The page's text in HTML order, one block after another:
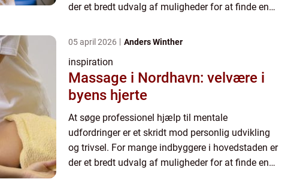
der et bredt udvalg af muligheder for at finde en
05 april 2026 Anders Winther
inspiration
Massage i Nordhavn: velvære i
byens hjerte
At søge professionel hjælp til mentale
udfordringer er et skridt mod personlig udvikling
og trivsel. For mange indbyggere i hovedstaden er
der et bredt udvalg af muligheder for at finde en